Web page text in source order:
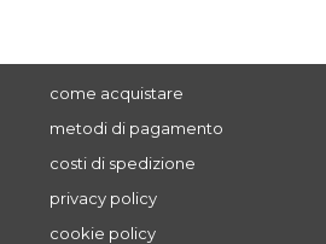
come acquistare
metodi di pagamento
costi di spedizione
privacy policy
cookie policy